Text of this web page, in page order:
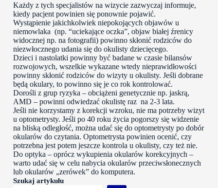
Każdy z tych specjalistów na wizycie zazwyczaj informuje,
kiedy pacjent powinien się ponownie pojawić.
Wystąpienie jakichkolwiek niepokojących objawów u
niemowlaka (np. “uciekające oczka”, objaw białej źrenicy
widocznej np. na fotografii) powinno skłonić rodziców do
niezwłocznego udania się do okulisty dziecięcego.
Dzieci i nastolatki powinny być badane w czasie bilansów
rozwojowych, wszelkie wykazane wtedy nieprawidłowości
powinny skłonić rodziców do wizyty u okulisty. Jeśli dobrane
będą okulary, to powinno się je co rok kontrolować.
Dorośli z grup ryzyka – obciążeni genetycznie np. jaskrą,
AMD – powinni odwiedzać okulistę raz na 2-3 lata.
Jeśli nie korzystamy z korekcji wzroku, nie ma potrzeby wizyt
u optometrysty. Jeśli po 40 roku życia pogorszy się widzenie
na bliską odległość, można udać się do optometrysty po dobór
okularów do czytania. Optometrysta powinien ocenić, czy
potrzebna jest potem jeszcze kontrola u okulisty, czy też nie.
Do optyka – oprócz wykupienia okularów korekcyjnych –
warto udać się w celu nabycia okularów przeciwsłonecznych
lub okularów „zerówek” do komputera.
Szukaj artykułu